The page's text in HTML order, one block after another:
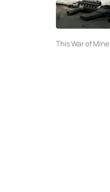
This War of Mine